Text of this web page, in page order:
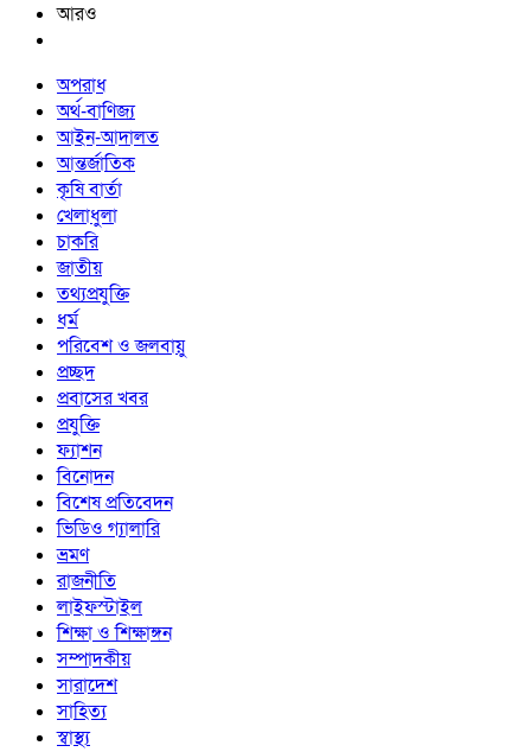
আরও
অপরাধ
অর্থ-বাণিজ্য
আইন-আদালত
আন্তর্জাতিক
কৃষি বার্তা
খেলাধুলা
চাকরি
জাতীয়
তথ্যপ্রযুক্তি
ধর্ম
পরিবেশ ও জলবায়ু
প্রচ্ছদ
প্রবাসের খবর
প্রযুক্তি
ফ্যাশন
বিনোদন
বিশেষ প্রতিবেদন
ভিডিও গ্যালারি
ভ্রমণ
রাজনীতি
লাইফস্টাইল
শিক্ষা ও শিক্ষাঙ্গন
সম্পাদকীয়
সারাদেশ
সাহিত্য
স্বাস্থ্য